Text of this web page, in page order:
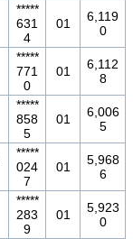
*****
631
4
01
6,119
0
*****
771
0
01
6,112
8
*****
858
5
01
6,006
5
*****
024
7
01
5,968
6
*****
283
9
01
5,923
0